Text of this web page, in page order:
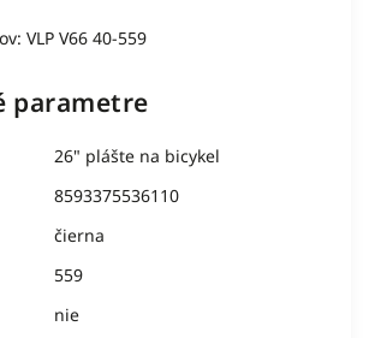
VLP V66 40-559
parametre
26" plášte na bicykel
8593375536110
čierna
559
nie